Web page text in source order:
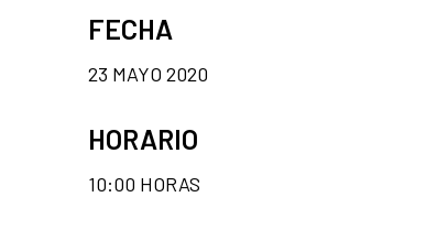
FECHA
23 MAYO 2020
HORARIO
10:00 HORAS